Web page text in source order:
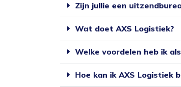
Zijn jullie een
Wat doet AXS Logistiek?
Welke voordelen heb ik
Hoe kan ik AXS Logistiek